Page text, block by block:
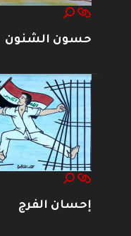
حسون الشنون
إحسان الفرج